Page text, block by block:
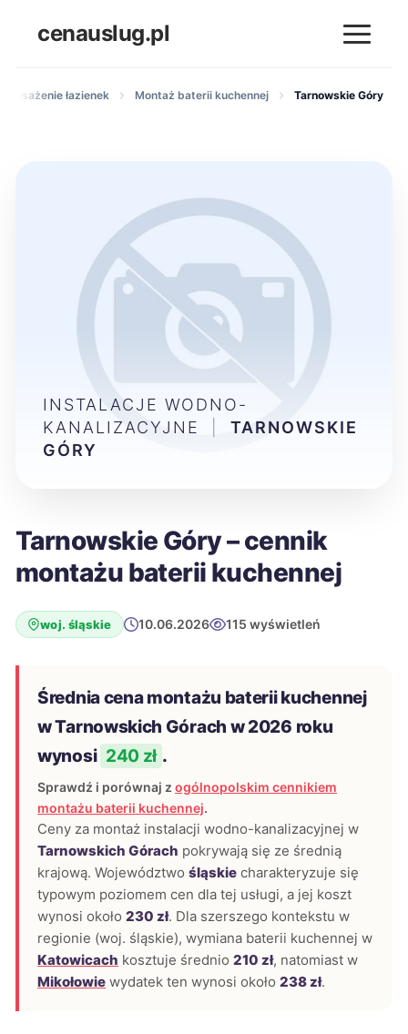
cenauslug.pl
łazienek Montaż baterii kuchennej Tarnowskie Góry
Tarnowskie Góry – cennik
montażu baterii kuchennej
woj. śląskie 10.06.2026 115 wyświetleń
Średnia cena montażu baterii kuchennej
w Tarnowskich Górach w 2026 roku
wynosi 240 zł .
Sprawdź i porównaj z ogólnopolskim cennikiem
montażu baterii kuchennej.
Ceny za montaż instalacji wodno-kanalizacyjnej w
Tarnowskich Górach pokrywają się ze średnią
krajową. Województwo śląskie charakteryzuje się
typowym poziomem cen dla tej usługi, a jej koszt
wynosi około 230 zł. Dla szerszego kontekstu w
regionie (woj. śląskie), wymiana baterii kuchennej w
Katowicach kosztuje średnio 210 zł, natomiast w
Mikołowie wydatek ten wynosi około 238 zł.
INSTALACJE WODNO-
KANALIZACYJNE
TARNOWSKIE
GÓRY